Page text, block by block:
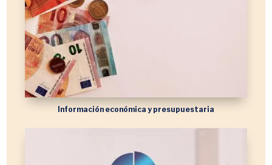
Información económica y presupuestaria